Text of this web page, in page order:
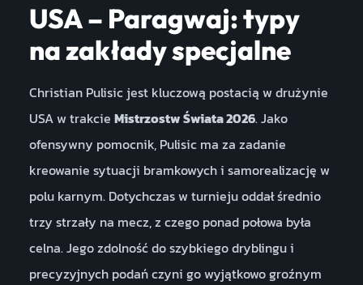
USA – Paragwaj: typy
na zakłady specjalne
Christian Pulisic jest kluczową postacią w drużynie
USA w trakcie Mistrzostw Świata 2026. Jako
ofensywny pomocnik, Pulisic ma za zadanie
kreowanie sytuacji bramkowych i samorealizację w
polu karnym. Dotychczas w turnieju oddał średnio
trzy strzały na mecz, z czego ponad połowa była
celna. Jego zdolność do szybkiego dryblingu i
precyzyjnych podań czyni go wyjątkowo groźnym